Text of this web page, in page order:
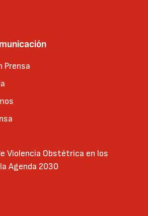
Prensa
Violencia Obstétrica en los
Agenda 2030